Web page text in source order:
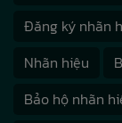
Đăng ký nhãn
Nhãn hiệu
Bảo hộ nhãn